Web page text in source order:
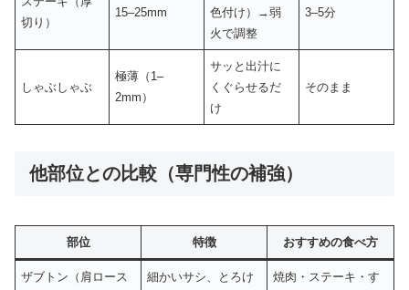
切り）
15–25mm
色付け）→弱
火で調整
3–5分
しゃぶしゃぶ
極薄（1–
2mm）
サッと出汁に
くぐらせるだ
け
そのまま
他部位との比較（専門性の補強）
部位 特徴 おすすめの食べ方
ザブトン（肩ロース
細かいサシ、とろけ
焼肉・ステーキ・す